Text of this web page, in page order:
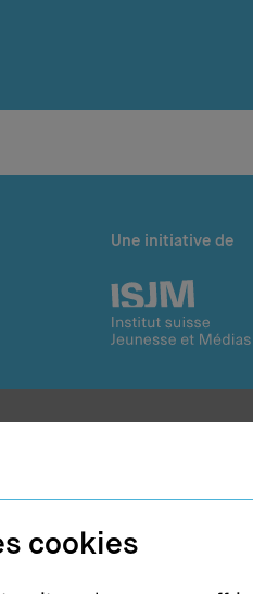
cookies
Une initiative de